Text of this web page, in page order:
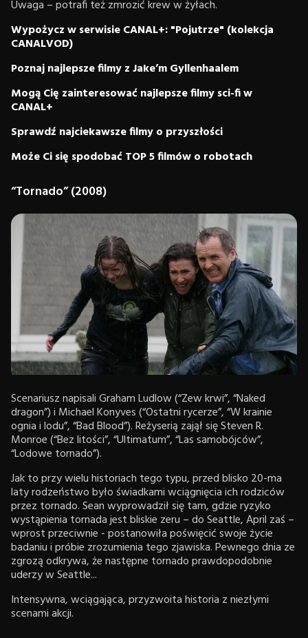
Uwaga – potrafi też zmrozić krew w żyłach.
Wypożycz w serwisie CANAL+: "Pojutrze" (kolekcja
CANALVOD)
Poznaj najlepsze filmy z Jake’m Gyllenhaalem
Mogą Cię zainteresować najlepsze filmy sci-fi w
CANAL+
Sprawdź najciekawsze filmy o przyszłości
Może Ci się spodobać TOP 5 filmów o robotach
“Tornado” (2008)
Scenariusz napisali Graham Ludlow (“Zew krwi”, “Naked
dragon”) i Michael Konyves (“Ostatni rycerze”, “W krainie
ognia i lodu”, “Bad Blood”). Reżyserią zajął się Steven R.
Monroe (“Bez litości”, “Ultimatum”, “Las samobójców”,
“Lodowe tornado”).
Jak to przy wielu historiach tego typu, przed blisko 20-ma
laty rodzeństwo było świadkami wciągnięcia ich rodziców
przez tornado. Sean wyprowadził się tam, gdzie ryzyko
wystąpienia tornada jest bliskie zeru – do Seattle, April zaś –
wprost przeciwnie - postanowiła poświęcić swoje życie
badaniu i próbie zrozumienia tego zjawiska. Pewnego dnia ze
zgrozą odkrywa, że następne tornado prawdopodobnie
uderzy w Seattle...
Intensywna, wciągająca, przyzwoita historia z niezłymi
scenami akcji.